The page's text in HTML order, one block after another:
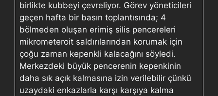
birlikte kubbeyi çevreliyor. Görev yöneticileri
geçen hafta bir basın toplantısında; 4
bölmeden oluşan erimiş silis pencereleri
mikrometeroit saldırılarından korumak için
çoğu zaman kepenkli kalacağını söyledi.
Merkezdeki büyük pencerenin kepenkinin
daha sık açık kalmasına izin verilebilir çünkü
uzaydaki enkazlarla karşı karşıya kalma